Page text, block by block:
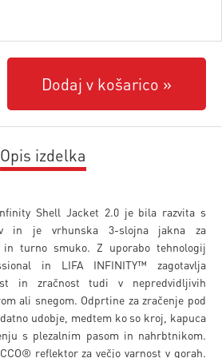
Dodaj v košarico
Opis izdelka
Shell Jacket 2.0 je bila razvita s
in je vrhunska 3-slojna jakna za
in turno smuko. Z uporabo tehnologij
in LIFA INFINITY™ zagotavlja
in zračnost tudi v nepredvidljivih
ali snegom. Odprtine za zračenje pod
udobje, medtem ko so kroj, kapuca
s plezalnim pasom in nahrbtnikom.
reflektor za večjo varnost v gorah.